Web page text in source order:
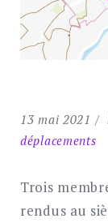
13 mai 2021
déplacements
Trois
rendus au